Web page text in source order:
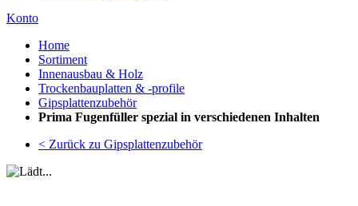
Konto
Home
Sortiment
Innenausbau & Holz
Trockenbauplatten & -profile
Gipsplattenzubehör
Prima Fugenfüller spezial in verschiedenen Inhalten
< Zurück zu Gipsplattenzubehör